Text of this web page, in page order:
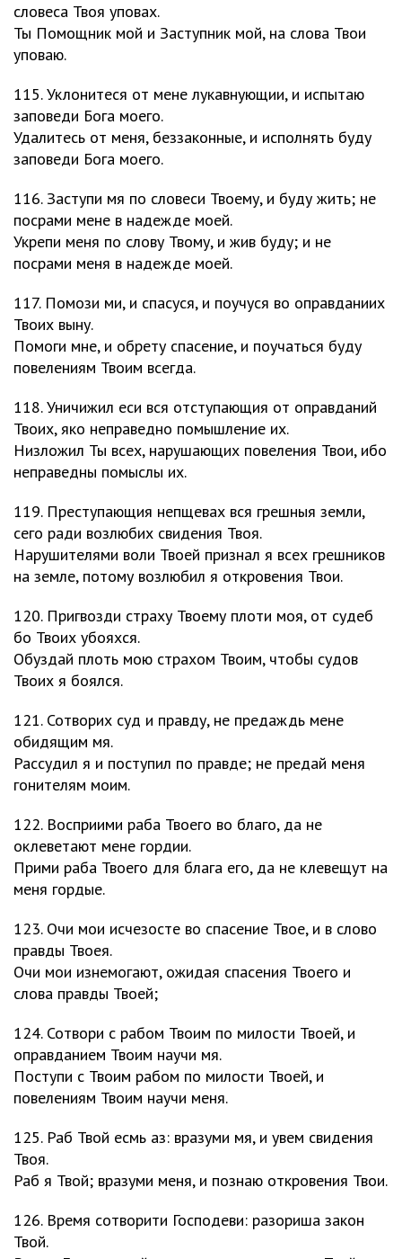
словеса Твоя уповах.
Ты Помощник мой и Заступник мой, на слова Твои
уповаю.
115. Уклонитеся от мене лукавнующии, и испытаю
заповеди Бога моего.
Удалитесь от меня, беззаконные, и исполнять буду
заповеди Бога моего.
116. Заступи мя по словеси Твоему, и буду жить; не
посрами мене в надежде моей.
Укрепи меня по слову Твому, и жив буду; и не
посрами меня в надежде моей.
117. Помози ми, и спасуся, и поучуся во оправданиих
Твоих выну.
Помоги мне, и обрету спасение, и поучаться буду
повелениям Твоим всегда.
118. Уничижил еси вся отступающия от оправданий
Твоих, яко неправедно помышление их.
Низложил Ты всех, нарушающих повеления Твои, ибо
неправедны помыслы их.
119. Преступающия непщевах вся грешныя земли,
сего ради возлюбих свидения Твоя.
Нарушителями воли Твоей признал я всех грешников
на земле, потому возлюбил я откровения Твои.
120. Пригвозди страху Твоему плоти моя, от судеб
бо Твоих убояхся.
Обуздай плоть мою страхом Твоим, чтобы судов
Твоих я боялся.
121. Сотворих суд и правду, не предаждь мене
обидящим мя.
Рассудил я и поступил по правде; не предай меня
гонителям моим.
122. Восприими раба Твоего во благо, да не
оклеветают мене гордии.
Прими раба Твоего для блага его, да не клевещут на
меня гордые.
123. Очи мои исчезосте во спасение Твое, и в слово
правды Твоея.
Очи мои изнемогают, ожидая спасения Твоего и
слова правды Твоей;
124. Сотвори с рабом Твоим по милости Твоей, и
оправданием Твоим научи мя.
Поступи с Твоим рабом по милости Твоей, и
повелениям Твоим научи меня.
125. Раб Твой есмь аз: вразуми мя, и увем свидения
Твоя.
Раб я Твой; вразуми меня, и познаю откровения Твои.
126. Время сотворити Господеви: разориша закон
Твой.